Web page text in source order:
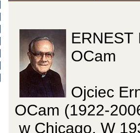
ERNEST
OCam
Ojciec
OCam (1922-
w Chicago. W